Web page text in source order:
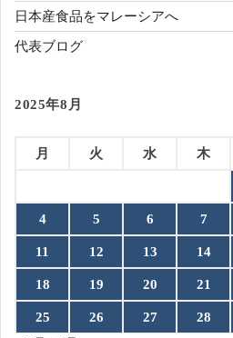
日本産食品をマレーシアへ
代表ブログ
2025年8月
月 火 水 木
4 5 6 7
11 12 13 14
18 19 20 21
25 26 27 28